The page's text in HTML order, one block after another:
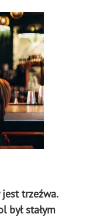
trzeźwa.
był stałym